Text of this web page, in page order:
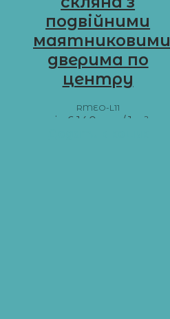
подвійними
маятниковими
дверима по
центру
RMEO-L11
від 6 140
/ 1 м²